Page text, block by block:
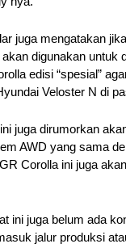
juga mengatakan
digunakan untuk
edisi “spesial”
Veloster N di
juga dirumorkan
AWD yang sama
Corolla ini juga
ini juga belum ada
jalur produksi